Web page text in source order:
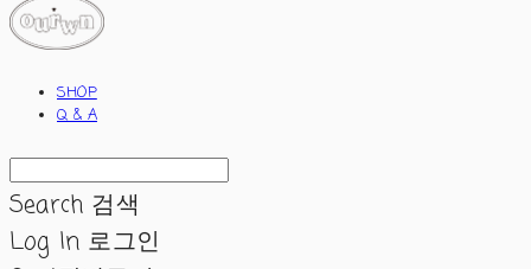
SHOP
Q & A
Search 검색
Log In 로그인